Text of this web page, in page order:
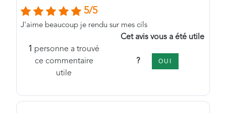
5/5
J'aime beaucoup je rendu sur mes cils
1 personne a trouvé
ce commentaire
utile
Cet avis vous a été utile
? OUI